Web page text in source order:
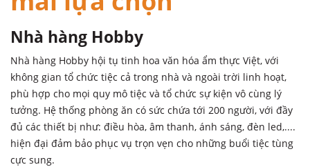
Nhà hàng Hobby
Nhà hàng Hobby hội tụ tinh hoa văn hóa ẩm thực Việt, với
không gian tổ chức tiệc cả trong nhà và ngoài trời linh hoạt,
phù hợp cho mọi quy mô tiệc và tổ chức sự kiện vô cùng lý
tưởng. Hệ thống phòng ăn có sức chứa tới 200 người, với đầy
đủ các thiết bị như: điều hòa, âm thanh, ánh sáng, đèn led,....
hiện đại đảm bảo phục vụ trọn vẹn cho những buổi tiệc tùng
cực sung.